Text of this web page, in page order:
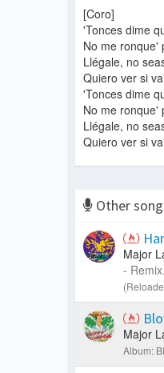
[Coro]
'Tonces dime
No me ronque'
Llégale, no
Quiero ver si
'Tonces dime
No me ronque'
Llégale, no
Quiero ver si
Other
Major
- Remix.
Major
Album: